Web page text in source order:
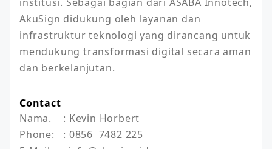
AkuSign didukung oleh layanan dan
infrastruktur teknologi yang dirancang untuk
mendukung transformasi digital secara aman
dan berkelanjutan.
Contact
Nama.    : Kevin Horbert
Phone:   : 0856  7482 225